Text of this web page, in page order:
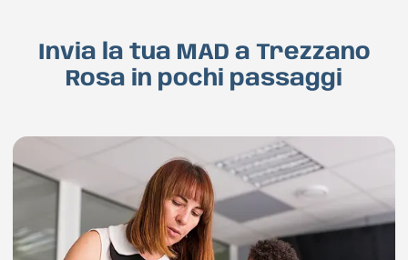
Invia la tua MAD a Trezzano
Rosa in pochi passaggi